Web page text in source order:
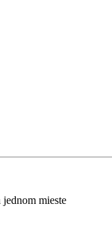
mieste